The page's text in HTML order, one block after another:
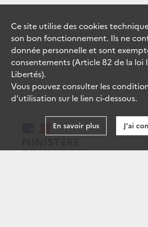
Ce site utilise descookies
son bon fonctionnement. Ils ne
donnée personnelle et sont
consentements (Article 82 de la
Libertés).
Vous pouvez consulter les
d’utilisation sur le lien ci-dessous.
En savoir plus J'ai